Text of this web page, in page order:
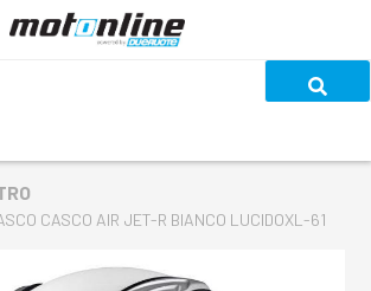
CASCO AIR JET-R BIANCO LUCIDOXL-61